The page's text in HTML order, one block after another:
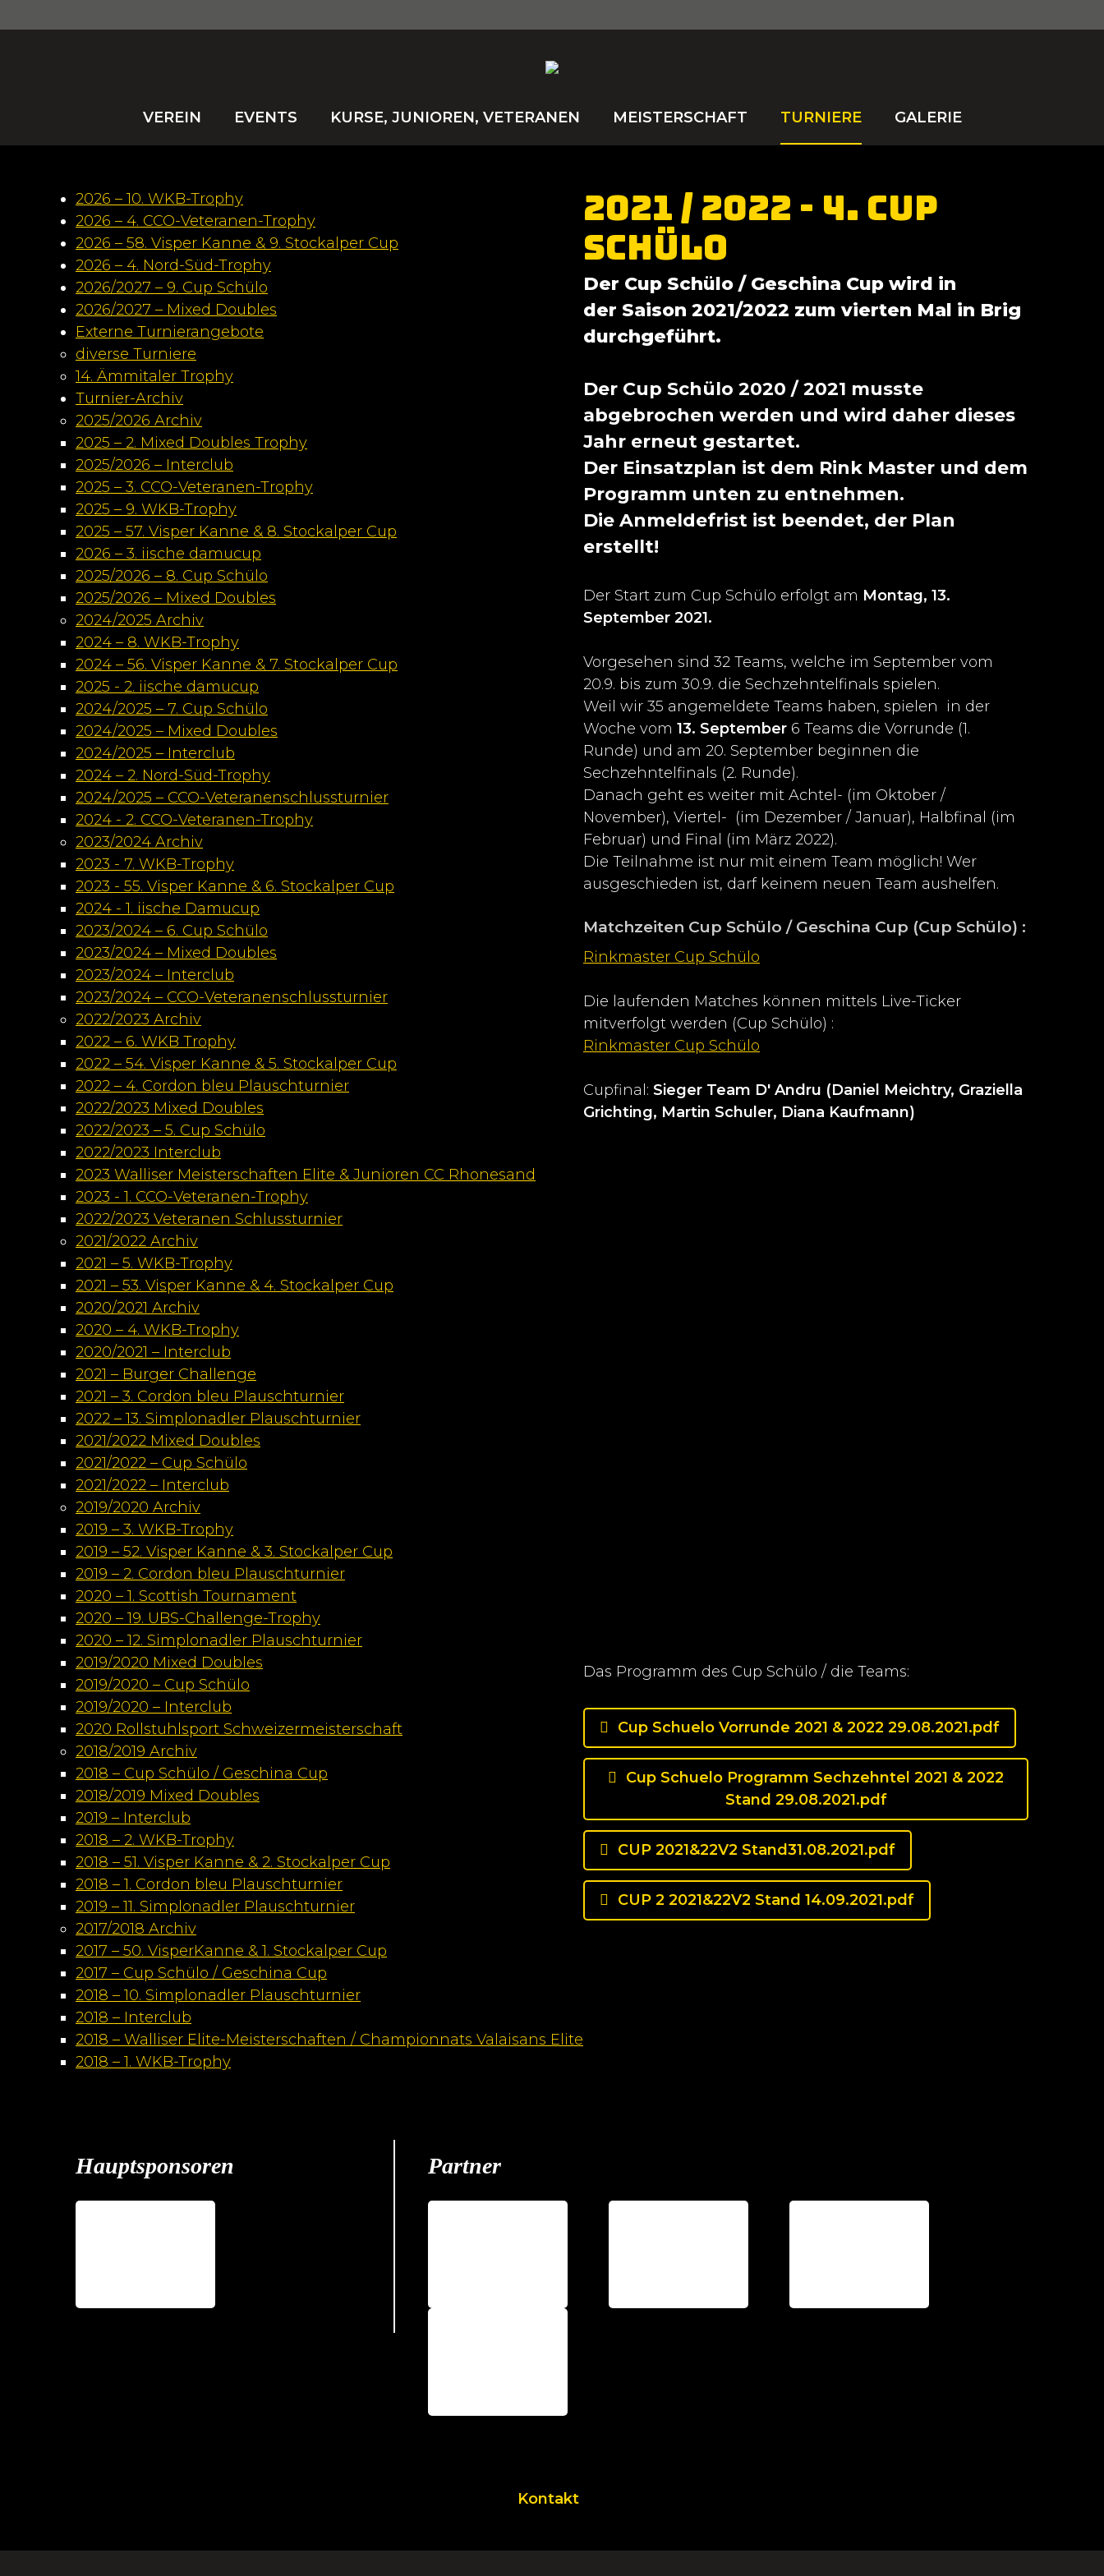
VEREIN EVENTS KURSE, JUNIOREN, VETERANEN MEISTERSCHAFT TURNIERE GALERIE
2026 – 10. WKB-Trophy
2026 – 4. CCO-Veteranen-Trophy
2026 – 58. Visper Kanne & 9. Stockalper Cup
2026 – 4. Nord-Süd-Trophy
2026/2027 – 9. Cup Schülo
2026/2027 – Mixed Doubles
Externe Turnierangebote
diverse Turniere
14. Ämmitaler Trophy
Turnier-Archiv
2025/2026 Archiv
2025 – 2. Mixed Doubles Trophy
2025/2026 – Interclub
2025 – 3. CCO-Veteranen-Trophy
2025 – 9. WKB-Trophy
2025 – 57. Visper Kanne & 8. Stockalper Cup
2026 – 3. iische damucup
2025/2026 – 8. Cup Schülo
2025/2026 – Mixed Doubles
2024/2025 Archiv
2024 – 8. WKB-Trophy
2024 – 56. Visper Kanne & 7. Stockalper Cup
2025 - 2. iische damucup
2024/2025 – 7. Cup Schülo
2024/2025 – Mixed Doubles
2024/2025 – Interclub
2024 – 2. Nord-Süd-Trophy
2024/2025 – CCO-Veteranenschlussturnier
2024 - 2. CCO-Veteranen-Trophy
2023/2024 Archiv
2023 - 7. WKB-Trophy
2023 - 55. Visper Kanne & 6. Stockalper Cup
2024 - 1. iische Damucup
2023/2024 – 6. Cup Schülo
2023/2024 – Mixed Doubles
2023/2024 – Interclub
2023/2024 – CCO-Veteranenschlussturnier
2022/2023 Archiv
2022 – 6. WKB Trophy
2022 – 54. Visper Kanne & 5. Stockalper Cup
2022 – 4. Cordon bleu Plauschturnier
2022/2023 Mixed Doubles
2022/2023 – 5. Cup Schülo
2022/2023 Interclub
2023 Walliser Meisterschaften Elite & Junioren CC Rhonesand
2023 - 1. CCO-Veteranen-Trophy
2022/2023 Veteranen Schlussturnier
2021/2022 Archiv
2021 – 5. WKB-Trophy
2021 – 53. Visper Kanne & 4. Stockalper Cup
2020/2021 Archiv
2020 – 4. WKB-Trophy
2020/2021 – Interclub
2021 – Burger Challenge
2021 – 3. Cordon bleu Plauschturnier
2022 – 13. Simplonadler Plauschturnier
2021/2022 Mixed Doubles
2021/2022 – Cup Schülo
2021/2022 – Interclub
2019/2020 Archiv
2019 – 3. WKB-Trophy
2019 – 52. Visper Kanne & 3. Stockalper Cup
2019 – 2. Cordon bleu Plauschturnier
2020 – 1. Scottish Tournament
2020 – 19. UBS-Challenge-Trophy
2020 – 12. Simplonadler Plauschturnier
2019/2020 Mixed Doubles
2019/2020 – Cup Schülo
2019/2020 – Interclub
2020 Rollstuhlsport Schweizermeisterschaft
2018/2019 Archiv
2018 – Cup Schülo / Geschina Cup
2018/2019 Mixed Doubles
2019 – Interclub
2018 – 2. WKB-Trophy
2018 – 51. Visper Kanne & 2. Stockalper Cup
2018 – 1. Cordon bleu Plauschturnier
2019 – 11. Simplonadler Plauschturnier
2017/2018 Archiv
2017 – 50. VisperKanne & 1. Stockalper Cup
2017 – Cup Schülo / Geschina Cup
2018 – 10. Simplonadler Plauschturnier
2018 – Interclub
2018 – Walliser Elite-Meisterschaften / Championnats Valaisans Elite
2018 – 1. WKB-Trophy
2021 / 2022 - 4. Cup
Schülo
Der Cup Schülo / Geschina Cup wird in
der Saison 2021/2022 zum vierten Mal in Brig
durchgeführt.
Der Cup Schülo 2020 / 2021 musste
abgebrochen werden und wird daher dieses
Jahr erneut gestartet.
Der Einsatzplan ist dem Rink Master und dem
Programm unten zu entnehmen.
Die Anmeldefrist ist beendet, der Plan
erstellt!
Der Start zum Cup Schülo erfolgt am Montag, 13.
September 2021.
Vorgesehen sind 32 Teams, welche im September vom
20.9. bis zum 30.9. die Sechzehntelfinals spielen.
Weil wir 35 angemeldete Teams haben, spielen in der
Woche vom 13. September 6 Teams die Vorrunde (1.
Runde) und am 20. September beginnen die
Sechzehntelfinals (2. Runde).
Danach geht es weiter mit Achtel- (im Oktober /
November), Viertel- (im Dezember / Januar), Halbfinal (im
Februar) und Final (im März 2022).
Die Teilnahme ist nur mit einem Team möglich! Wer
ausgeschieden ist, darf keinem neuen Team aushelfen.
Matchzeiten Cup Schülo / Geschina Cup (Cup Schülo) :
Rinkmaster Cup Schülo
Die laufenden Matches können mittels Live-Ticker
mitverfolgt werden (Cup Schülo) :
Rinkmaster Cup Schülo
Cupfinal: Sieger Team D' Andru (Daniel Meichtry, Graziella
Grichting, Martin Schuler, Diana Kaufmann)
Das Programm des Cup Schülo / die Teams:
Cup Schuelo Vorrunde 2021 & 2022 29.08.2021.pdf
Cup Schuelo Programm Sechzehntel 2021 & 2022
Stand 29.08.2021.pdf
CUP 2021&22V2 Stand31.08.2021.pdf
CUP 2 2021&22V2 Stand 14.09.2021.pdf
Hauptsponsoren Partner
Kontakt